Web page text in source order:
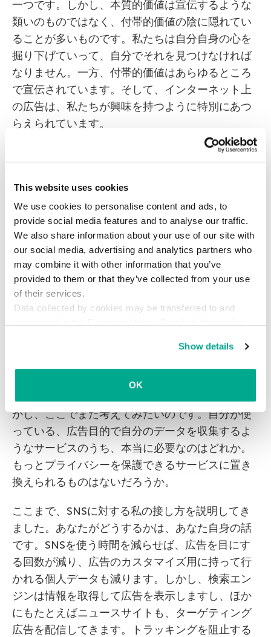
This website uses cookies
We use cookies to personalise content and ads, to
provide social media features and to analyse our traffic.
We also share information about your use of our site with
our social media, advertising and analytics partners who
may combine it with other information that you’ve
provided to them or that they’ve collected from your use
of their services.
Data collected by cookies may be transferred to and
Show details
OK
一つです。しかし、本質的価値は宣伝するような
類いのものではなく、付帯的価値の陰に隠れてい
ることが多いものです。私たちは自分自身の心を
掘り下げていって、自分でそれを見つけなければ
なりません。一方、付帯的価値はあらゆるところ
で宣伝されています。そして、インターネット上
の広告は、私たちが興味を持つように特別にあつ
らえられています。
では、適切なオンライン広告を表示させるために
内容、「いいね」を付けた情報、位置情報デー
タ、検索した言葉です。Gmailで送ったメールに
書いた内容や、Facebook Messengerで会話した
内容です。いわゆる「ビッグデータ」と呼ばれる
情報です。
ターゲティング広告を回避するには？広告主に情
報を与えすぎないようにすること、そしてトラッ
キングさせないこと。これもまた、プライバシー
ん。さすがに使わないと不便です。私もGmailを
かし、ここでまた考えてみたいのです。自分が使
っている、広告目的で自分のデータを収集するよ
うなサービスのうち、本当に必要なのはどれか。
もっとプライバシーを保護できるサービスに置き
換えられるものはないだろうか。
ここまで、SNSに対する私の接し方を説明してき
ました。あなたがどうするかは、あなた自身の話
です。SNSを使う時間を減らせば、広告を目にす
る回数が減り、広告のカスタマイズ用に持って行
かれる個人データも減ります。しかし、検索エン
ジンは情報を取得して広告を表示しますし、ほか
にもたとえばニュースサイトも、ターゲティング
広告を配信してきます。トラッキングを阻止する